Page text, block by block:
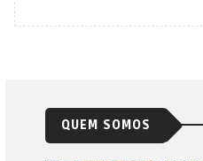
QUEM SOMOS